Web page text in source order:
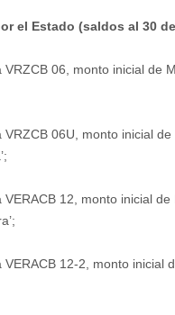
el Estado (saldos al 30
06, monto inicial de
06U, monto inicial
12, monto inicial
12-2, monto inicial